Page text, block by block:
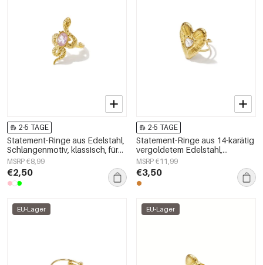
2-5 TAGE
Statement-Ringe aus Edelstahl,
Schlangenmotiv, klassisch, für
festliche Anlässe/Partys,
luxuriöse Damenschmuckserie
MSRP €8,99
€2,50
2-5 TAGE
Statement-Ringe aus 14-karätig
vergoldetem Edelstahl,
Herzmotiv, schlichte
Alltagskollektion,
Damenschmuck
MSRP €11,99
€3,50
EU-Lager EU-Lager